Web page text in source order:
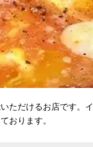
ただけるお店です。イ
おります。